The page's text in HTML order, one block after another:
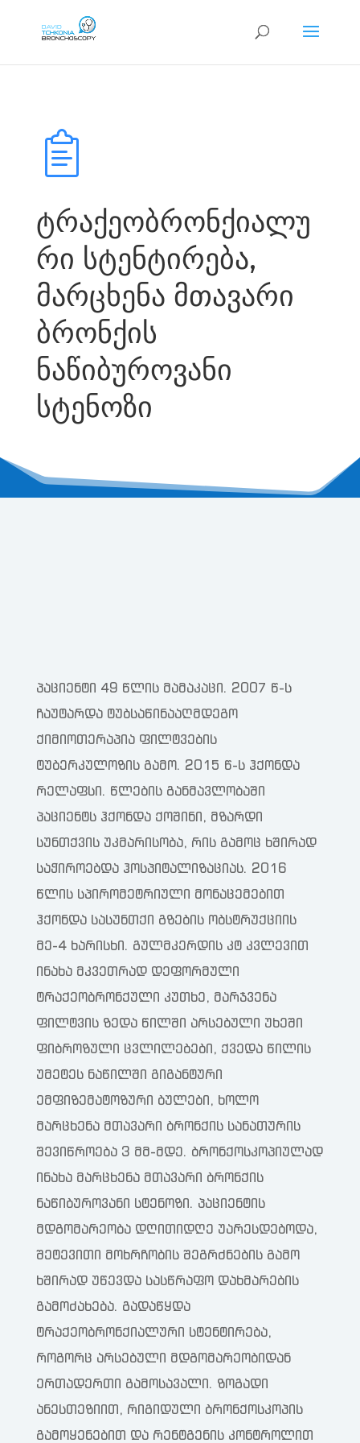
ტრაქეობრონქიალუ
რი სტენტირება,
მარცხენა მთავარი
ბრონქის
ნაწიბუროვანი
სტენოზი
პაციენტი 49 წლის მამაკაცი. 2007 წ-ს
ჩაუტარდა ტუბსაწინააღმდეგო
ქიმიოთერაპია ფილტვების
ტუბერკულოზის გამო. 2015 წ-ს ჰქონდა
რელაფსი. წლების განმავლობაში
პაციენტს ჰქონდა ქოშინი, მზარდი
სუნთქვის უკმარისობა, რის გამოც ხშირად
საჭიროებდა ჰოსპიტალიზაციას. 2016
წლის სპირომეტრიული მონაცემებით
ჰქონდა სასუნთქი გზების ობსტრუქციის
მე-4 ხარისხი. გულმკერდის კტ კვლევით
ინახა მკვეთრად დეფორმული
ტრაქეობრონქული კუთხე, მარჯვენა
ფილტვის ზედა წილში არსებული უხეში
ფიბროზული ცვლილებები, ქვედა წილის
უმეტეს ნაწილში გიგანტური
ემფიზემატოზური ბულები, ხოლო
მარცხენა მთავარი ბრონქის სანათურის
შევიწროება 3 მმ-მდე. ბრონქოსკოპიულად
ინახა მარცხენა მთავარი ბრონქის
ნაწიბუროვანი სტენოზი. პაციენტის
მდგომარეობა დღითიდღე უარესდებოდა,
შეტევითი მოხრჩობის შეგრძნების გამო
ხშირად უწევდა სასწრაფო დახმარების
გამოძახება. გადაწყდა
ტრაქეობრონქიალური სტენტირება,
როგორც არსებული მდგომარეობიდან
ერთადერთი გამოსავალი. ზოგადი
ანესთეზიით, რიგიდული ბრონქოსკოპის
გამოყენებით და რენტგენის კონტროლით